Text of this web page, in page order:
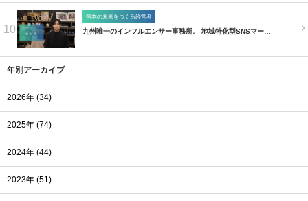
10
熊本の未来をつくる経営者
九州唯一のインフルエンサー事務所。 地域特化型SNSマー…
年別アーカイブ
2026年 (34)
2025年 (74)
2024年 (44)
2023年 (51)